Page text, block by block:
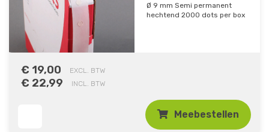
Ø 9 mm Semi permanent
hechtend 2000 dots per box
€ 19,00 EXCL. BTW
€ 22,99 INCL. BTW
Meebestellen